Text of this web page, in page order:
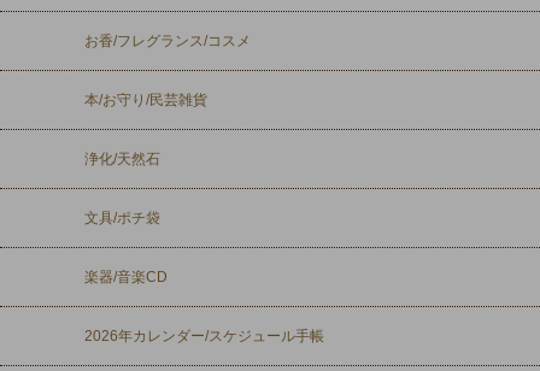
お香/フレグランス/コスメ
本/お守り/民芸雑貨
浄化/天然石
文具/ポチ袋
楽器/音楽CD
2026年カレンダー/スケジュール手帳